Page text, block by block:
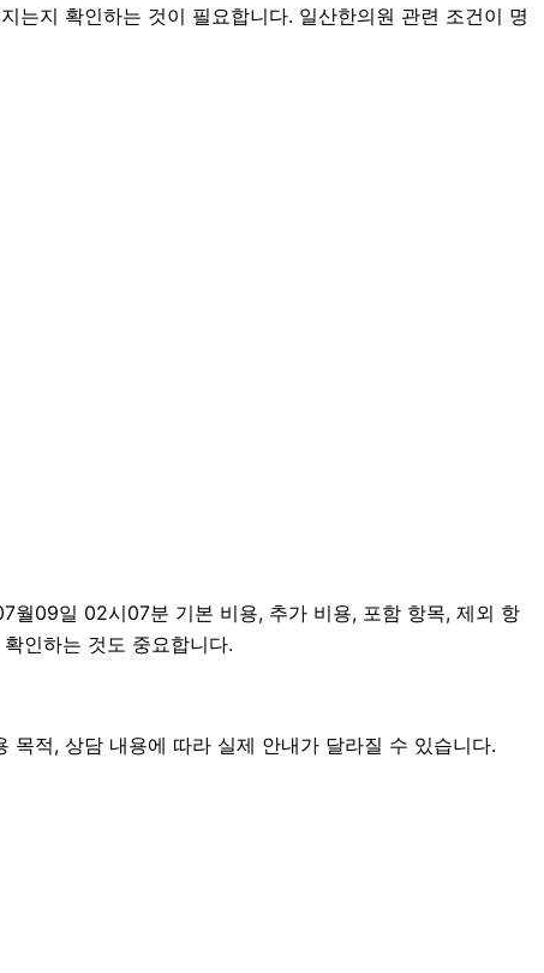
는지 확인하는 것이 필요합니다. 일산한의원 관련 조건이 명
월09일 02시07분 기본 비용, 추가 비용, 포함 항목, 제외 항
인하는 것도 중요합니다.
적, 상담 내용에 따라 실제 안내가 달라질 수 있습니다.